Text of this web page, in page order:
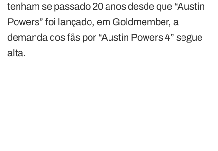
tenham se passado 20 anos desde que “Austin
Powers” foi lançado, em Goldmember, a
demanda dos fãs por “Austin Powers 4” segue
alta.